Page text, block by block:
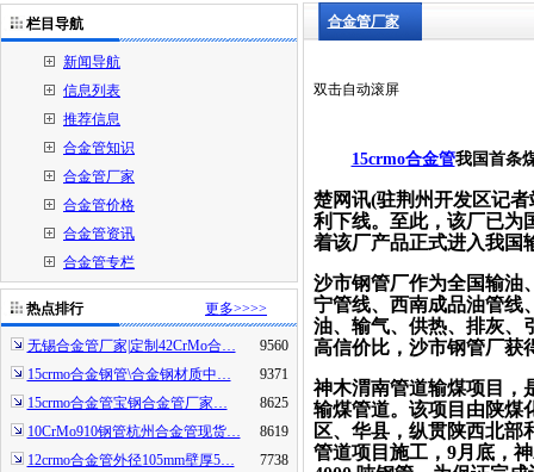
栏目导航
新闻导航
信息列表
推荐信息
合金管知识
合金管厂家
合金管价格
合金管资讯
合金管专栏
热点排行 更多>>>>
无锡合金管厂家|定制42CrMo合…
9560
15crmo合金钢管\合金钢材质中…
9371
15crmo合金管宝钢合金管厂家…
8625
10CrMo910钢管杭州合金管现货…
8619
12crmo合金管外径105mm壁厚5…
7738
合金管厂家
双击自动滚屏
15crmo合金管我国首条
楚网讯(驻荆州开发区记者
利下线。至此，该厂已
着该厂产品正式进入我国
沙市钢管厂作为全国输油
宁管线、西南成品油管线
油、输气、供热、排灰、
高信价比，沙市钢管厂获
神木渭南管道输煤项目，
输煤管道。该项目由陕煤
区、华县，纵贯陕西北部
管道项目施工，9月底，